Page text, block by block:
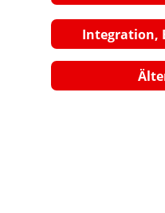
Integration,